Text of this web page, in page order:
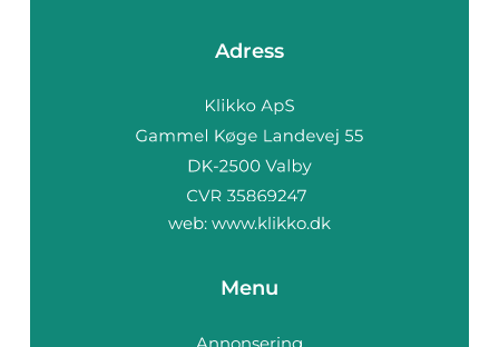
Adress
web: www.klikko.dk
Menu
Annonsering